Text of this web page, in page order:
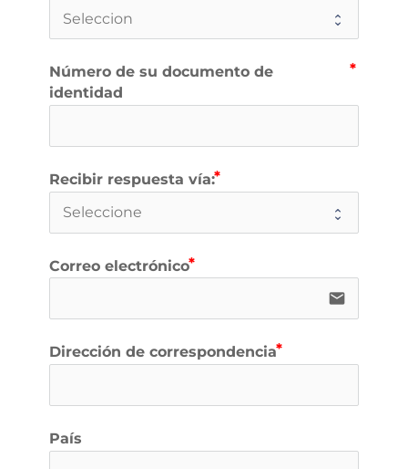
Número de su documento de
identidad
Recibir respuesta vía:
Correo electrónico
email
Dirección de correspondencia
País